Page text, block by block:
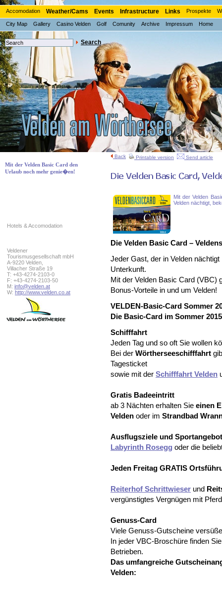
Accomodation Weather/Cams Events Infrastructure Links Prospekte
City Map Gallery Casino Velden Golf Comunity Archive Impressum Home
Mit der Velden Basic Card den
Urlaub noch mehr genie�en!
Search
Hotels & Accomodation
Veldener
Tourismusgesellschaft mbH
A-9220 Velden,
Villacher Straße 19
T: +43-4274-2103-0
F: +43-4274-2103-50
M: info@velden.at
W: http://www.velden.co.at
Back Printable version Send article
Mit der Velden
Velden nächtigt,
Die Velden Basic Card –
Jeder Gast, der in Velden
Unterkunft.
Mit der Velden Basic Card (VBC)
Bonus-Vorteile in und um Velden!
VELDEN-Basic-Card Sommer
Die Basic-Card im Sommer
Schifffahrt
Jeden Tag und so oft Sie wollen
Bei der Wörtherseeschifffahrt
Tagesticket
sowie mit der Schifffahrt Velden
Gratis Badeeintritt
ab 3 Nächten erhalten Sie einen
Velden oder im Strandbad
Ausflugsziele und
Labyrinth Rosegg oder die
Jeden Freitag GRATIS
Reiterhof Schrittwieser und
vergünstigtes Vergnügen mit
Genuss-Card
Viele Genuss-Gutscheine
In jeder VBC-Broschüre finden
Betrieben.
Das umfangreiche
Velden: